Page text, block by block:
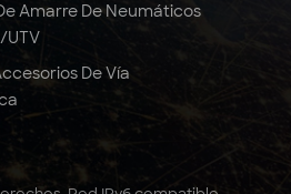
Amarre De Neumáticos
UTV
De Vía